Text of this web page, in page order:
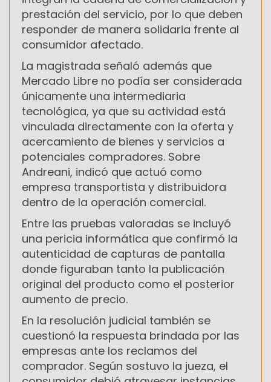
prestación del servicio, por lo que deben
responder de manera solidaria frente al
consumidor afectado.
La magistrada señaló además que
Mercado Libre no podía ser considerada
únicamente una intermediaria
tecnológica, ya que su actividad está
vinculada directamente con la oferta y
acercamiento de bienes y servicios a
potenciales compradores. Sobre
Andreani, indicó que actuó como
empresa transportista y distribuidora
dentro de la operación comercial.
Entre las pruebas valoradas se incluyó
una pericia informática que confirmó la
autenticidad de capturas de pantalla
donde figuraban tanto la publicación
original del producto como el posterior
aumento de precio.
En la resolución judicial también se
cuestionó la respuesta brindada por las
empresas ante los reclamos del
comprador. Según sostuvo la jueza, el